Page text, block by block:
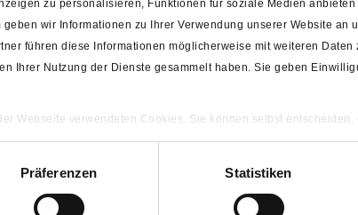
zu personalisieren, Funktionen für soziale Medien
wir Informationen zu Ihrer Verwendung unserer Website an
führen diese Informationen möglicherweise mit weiteren Daten
Ihrer Nutzung der Dienste gesammelt haben. Sie geben
Webseite verwendeten Cookies. Sie können selbst
zulassen.
Präferenzen Statistiken
Elasthan)
Baumwolljersey Stoff (mit
"Sterne auf Streifen"
0,06 € *